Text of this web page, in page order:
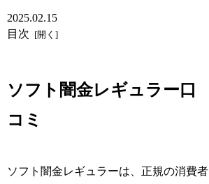
2025.02.15
目次
ソフト闇金レギュラー口
コミ
ソフト闇金レギュラーは、正規の消費者